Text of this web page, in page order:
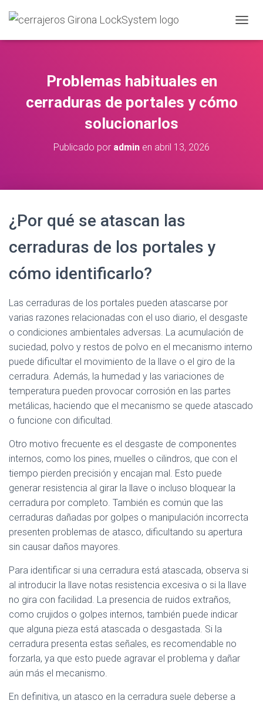
A
Problemas habituales en
cerraduras de portales y cómo
solucionarlos
Publicado por admin en abril 13, 2026
¿Por qué se atascan las
cerraduras de los portales y
cómo identificarlo?
Las cerraduras de los portales pueden atascarse por
varias razones relacionadas con el uso diario, el desgaste
o condiciones ambientales adversas. La acumulación de
suciedad, polvo y restos de polvo en el mecanismo interno
puede dificultar el movimiento de la llave o el giro de la
cerradura. Además, la humedad y las variaciones de
temperatura pueden provocar corrosión en las partes
metálicas, haciendo que el mecanismo se quede atascado
o funcione con dificultad.
Otro motivo frecuente es el desgaste de componentes
internos, como los pines, muelles o cilindros, que con el
tiempo pierden precisión y encajan mal. Esto puede
generar resistencia al girar la llave o incluso bloquear la
cerradura por completo. También es común que las
cerraduras dañadas por golpes o manipulación incorrecta
presenten problemas de atasco, dificultando su apertura
sin causar daños mayores.
Para identificar si una cerradura está atascada, observa si
al introducir la llave notas resistencia excesiva o si la llave
no gira con facilidad. La presencia de ruidos extraños,
como crujidos o golpes internos, también puede indicar
que alguna pieza está atascada o desgastada. Si la
cerradura presenta estas señales, es recomendable no
forzarla, ya que esto puede agravar el problema y dañar
aún más el mecanismo.
En definitiva, un atasco en la cerradura suele deberse a